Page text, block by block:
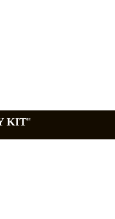
KIT"